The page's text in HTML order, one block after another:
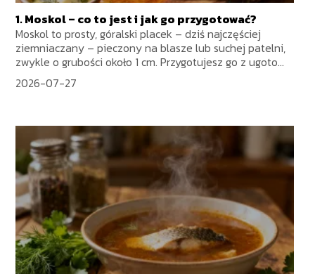
1. Moskol – co to jest i jak go przygotować?
Moskol to prosty, góralski placek – dziś najczęściej
ziemniaczany – pieczony na blasze lub suchej patelni,
zwykle o grubości około 1 cm. Przygotujesz go z ugoto...
2026-07-27